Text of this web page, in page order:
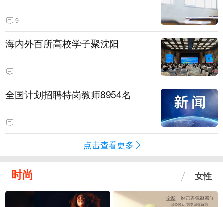
9
海内外百所高校学子聚沈阳
全国计划招聘特岗教师8954名
点击查看更多
时尚 女性